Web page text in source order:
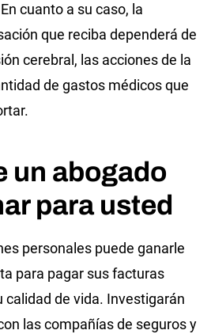
cuanto a su caso, la
que reciba dependerá de
cerebral, las acciones de la
de gastos médicos que
un abogado
para usted
personales puede ganarle
para pagar sus facturas
calidad de vida. Investigarán
las compañías de seguros y